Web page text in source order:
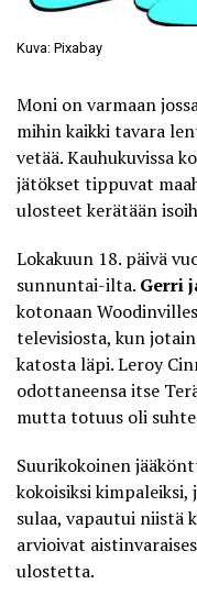
Kuva: Pixabay
Moni on varmaan
mihin kaikki tavara
vetää. Kauhukuvissa
jätökset tippuvat
ulosteet kerätään
Lokakuun 18. päivä
sunnuntai-ilta. Gerri
kotonaan
televisiosta, kun
katosta läpi. Leroy
odottaneensa itse
mutta totuus oli
Suurikokoinen
kokoisiksi
sulaa, vapautui niistä
arvioivat
ulostetta.